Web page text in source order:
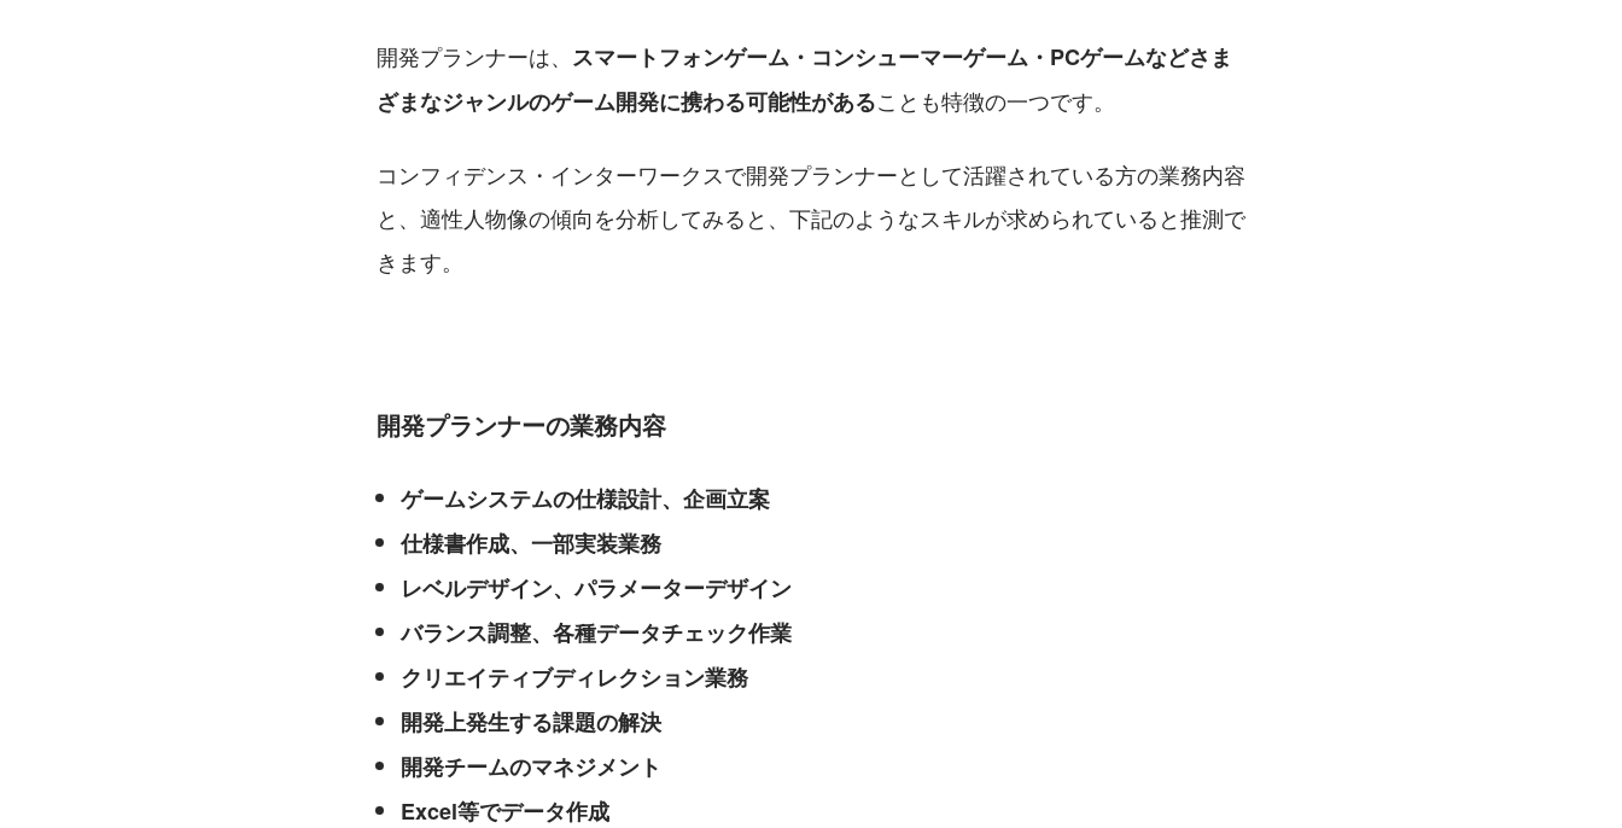
開発プランナーは、 スマートフォンゲーム・コンシューマーゲーム・PCゲームなどさま
ざまなジャンルのゲーム開発に携わる可能性があることも特徴の一つです。
コンフィデンス・インターワークスで開発プランナーとして活躍されている方の業務内容
と、適性人物像の傾向を分析してみると、下記のようなスキルが求められていると推測で
きます。
開発プランナーの業務内容
ゲームシステムの仕様設計、企画立案
仕様書作成、一部実装業務
レベルデザイン、パラメーターデザイン
バランス調整、各種データチェック作業
クリエイティブディレクション業務
開発上発生する課題の解決
開発チームのマネジメント
Excel等でデータ作成